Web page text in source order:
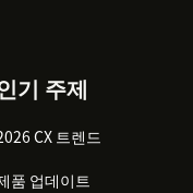
기 주제
CX 트렌드
품 업데이트